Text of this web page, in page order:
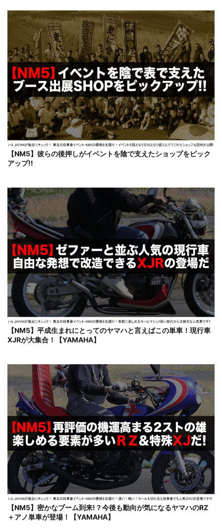
【NM5】彼らの後押しがイベントを陰で支えたショップをピック
アップ!!
【NM5】平成生まれにとってのヤマハと言えばこの単車！現行車
XJRが大集合！【YAMAHA】
【NM5】密かなブーム到来!？今後も動向が気になるヤマハのRZ
＋アノ単車が登場！【YAMAHA】